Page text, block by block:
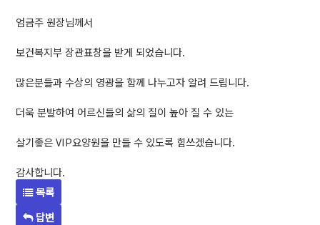
엄금주 원장님께서
보건복지부 장관표창을 받게 되었습니다.
많은분들과 수상의 영광을 함께 나누고자 알려 드립니다.
더욱 분발하여 어르신들의 삶의 질이 높아 질 수 있는
살기좋은 VIP요양원을 만들 수 있도록 힘쓰겠습니다.
감사합니다.
목록
답변